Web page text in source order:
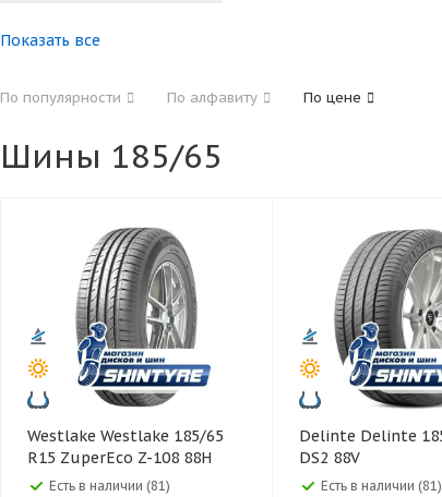
30 35 40 45
Показать все
По популярности По алфавиту По цене
Шины 185/65
Westlake Westlake 185/65
R15 ZuperEco Z-108 88H
Есть в наличии (81)
Delinte Delinte 185/65 R15
DS2 88V
Есть в наличии (81)